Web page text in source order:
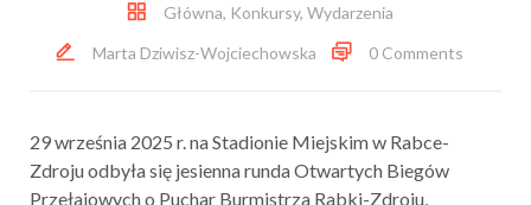
Główna, Konkursy, Wydarzenia
Marta Dziwisz-Wojciechowska
0 Comments
29 września 2025 r. na Stadionie Miejskim w Rabce-
Zdroju odbyła się jesienna runda Otwartych Biegów
Przełajowych o Puchar Burmistrza Rabki-Zdroju,